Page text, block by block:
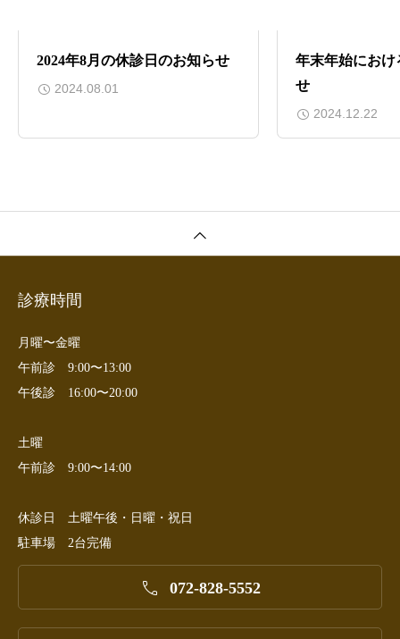
2024年8月の休診日のお知らせ
2024.08.01
年末年始にお
せ
2024.12.22
診療時間
月曜〜金曜
午前診 9:00〜13:00
午後診 16:00〜20:00
土曜
午前診 9:00〜14:00
休診日 土曜午後・日曜・祝日
駐車場 2台完備
 072-828-5552